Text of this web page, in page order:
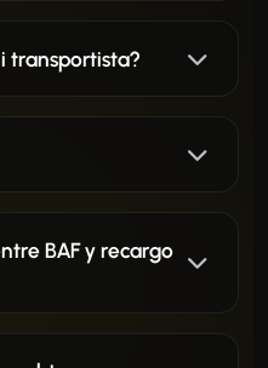
transportista?
BAF y recargo